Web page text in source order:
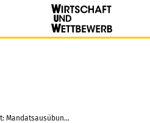
Berufsrecht: Mandatsausübung vs. wirtschaftliches Interesse